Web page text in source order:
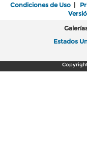
Condiciones de Uso |
Estados